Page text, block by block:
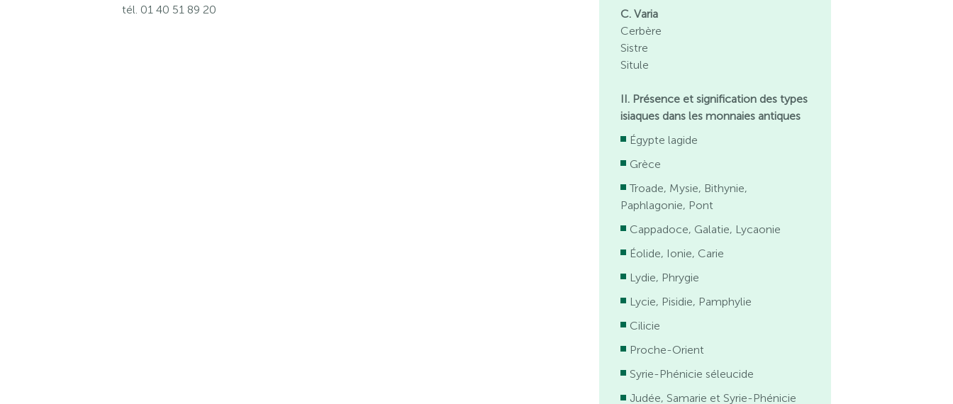
tél. 01 40 51 89 20
C. Varia
Cerbère
Sistre
Situle
II. Présence et signification des types
isiaques dans les monnaies antiques
Égypte lagide
Grèce
Troade, Mysie, Bithynie,
Paphlagonie, Pont
Cappadoce, Galatie, Lycaonie
Éolide, Ionie, Carie
Lydie, Phrygie
Lycie, Pisidie, Pamphylie
Cilicie
Proche-Orient
Syrie-Phénicie séleucide
Judée, Samarie et Syrie-Phénicie